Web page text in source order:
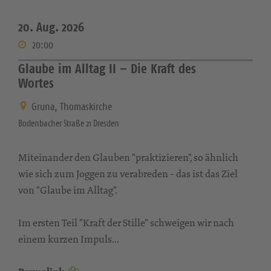
20. Aug. 2026
20:00
Glaube im Alltag II – Die Kraft des
Wortes
Gruna, Thomaskirche
Bodenbacher Straße 21 Dresden
Miteinander den Glauben "praktizieren", so ähnlich
wie sich zum Joggen zu verabreden - das ist das Ziel
von "Glaube im Alltag".
Im ersten Teil "Kraft der Stille" schweigen wir nach
einem kurzen Impuls...